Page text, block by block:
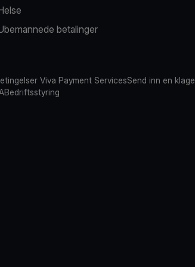
betalinger
Viva Payment ServicesSend inn en klage
Bedriftsstyring